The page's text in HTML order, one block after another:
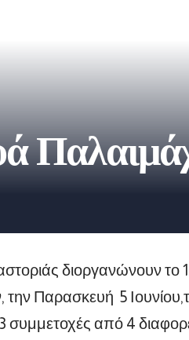
διοργανώνουν
Παρασκευή 5
συμμετοχές από 4